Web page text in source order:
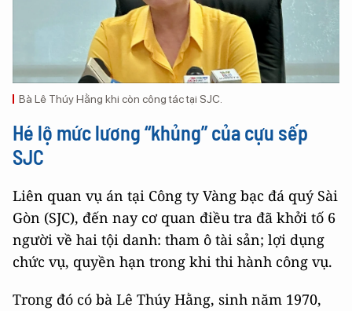
Bà Lê Thúy Hằng khi còn công tác tại SJC.
Hé lộ mức lương “khủng” của cựu sếp
SJC
Liên quan vụ án tại Công ty Vàng bạc đá quý Sài
Gòn (SJC), đến nay cơ quan điều tra đã khởi tố 6
người về hai tội danh: tham ô tài sản; lợi dụng
chức vụ, quyền hạn trong khi thi hành công vụ.
Trong đó có bà Lê Thúy Hằng, sinh năm 1970,